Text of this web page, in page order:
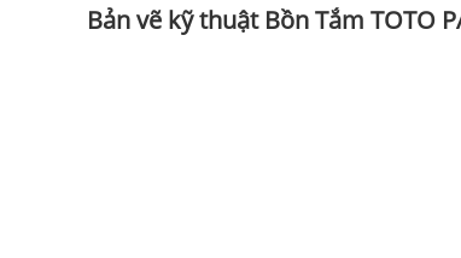
Bản vẽ kỹ thuật Bồn Tắm TOTO